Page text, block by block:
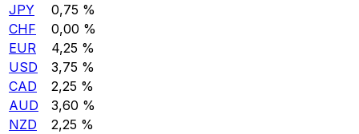
JPY
0,75 %
CHF
0,00 %
EUR
4,25 %
USD
3,75 %
CAD
2,25 %
AUD
3,60 %
NZD
2,25 %